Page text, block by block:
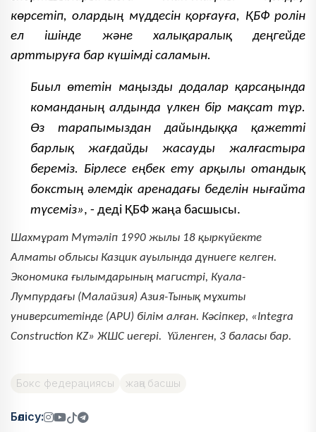
көрсетіп, олардың мүддесін қорғауға, ҚБФ ролін
ел ішінде және халықаралық деңгейде
арттыруға бар күшімді саламын.
Биыл өтетін маңызды додалар қарсаңында
команданың алдында үлкен бір мақсат тұр.
Өз тарапымыздан дайындыққа қажетті
барлық жағдайды жасауды жалғастыра
береміз. Бірлесе еңбек ету арқылы отандық
бокстың әлемдік аренадағы беделін нығайта
түсеміз», - деді ҚБФ жаңа басшысы.
Шахмұрат Мүтәліп 1990 жылы 18 қыркүйекте
Алматы облысы Казцик ауылында дүниеге келген.
Экономика ғылымдарының магистрі, Куала-
Лумпурдағы (Малайзия) Азия-Тынық мұхиты
университетінде (APU) білім алған. Кәсіпкер, «Integra
Construction KZ» ЖШС иегері. Үйленген, 3 баласы бар.
Бокс федерациясы жаңа басшы
Бөлісу: